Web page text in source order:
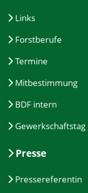
Links
Forstberufe
Termine
Mitbestimmung
BDF intern
Gewerkschaftstag
Presse
Pressereferentin